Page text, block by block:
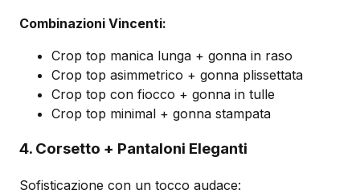
Combinazioni Vincenti:
Crop top manica lunga + gonna in raso
Crop top asimmetrico + gonna plissettata
Crop top con fiocco + gonna in tulle
Crop top minimal + gonna stampata
4. Corsetto + Pantaloni Eleganti
Sofisticazione con un tocco audace: